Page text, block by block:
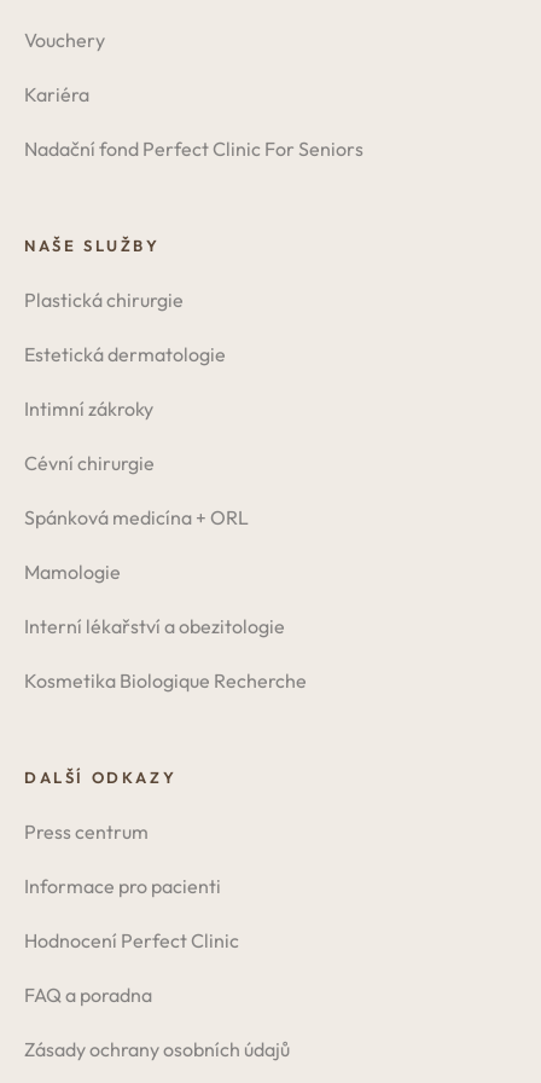
Vouchery
Kariéra
Nadační fond Perfect Clinic For Seniors
NAŠE SLUŽBY
Plastická chirurgie
Estetická dermatologie
Intimní zákroky
Cévní chirurgie
Spánková medicína + ORL
Mamologie
Interní lékařství a obezitologie
Kosmetika Biologique Recherche
DALŠÍ ODKAZY
Press centrum
Informace pro pacienti
Hodnocení Perfect Clinic
FAQ a poradna
Zásady ochrany osobních údajů